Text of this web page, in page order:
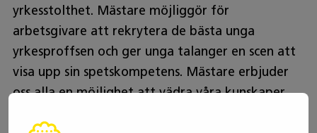
yrkesstolthet. Mästare möjliggör för
arbetsgivare att rekrytera de bästa unga
yrkesproffsen och ger unga talanger en scen att
visa upp sin spetskompetens. Mästare erbjuder
oss alla en möjlighet att vädra våra kunskaper